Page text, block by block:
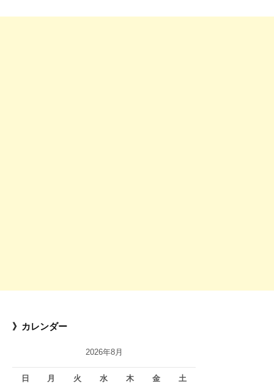
》カレンダー
2026年8月
日 月 火 水 木 金 土